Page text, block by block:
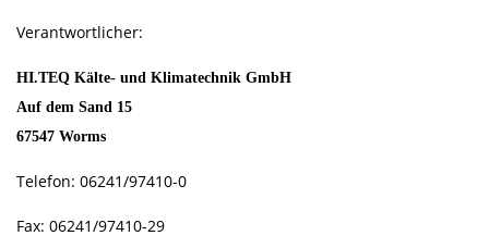
Verantwortlicher:
HI.TEQ Kälte- und Klimatechnik GmbH
Auf dem Sand 15
67547 Worms
Telefon: 06241/97410-0
Fax: 06241/97410-29